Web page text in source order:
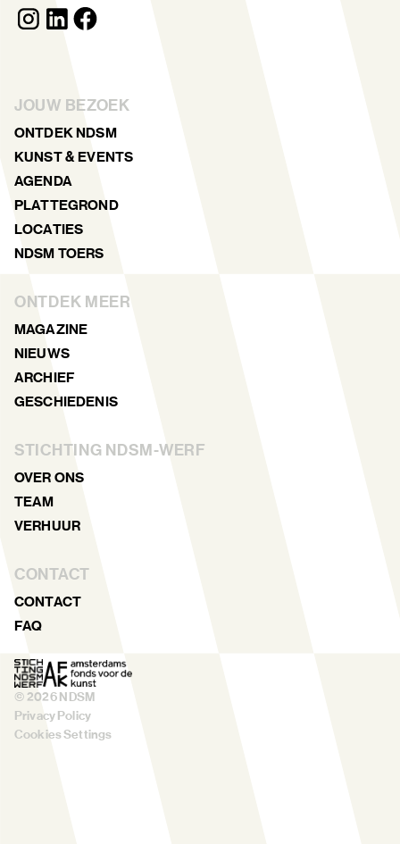
JOUW BEZOEK
ONTDEK NDSM
KUNST & EVENTS
AGENDA
PLATTEGROND
LOCATIES
NDSM TOERS
ONTDEK MEER
MAGAZINE
NIEUWS
ARCHIEF
GESCHIEDENIS
STICHTING NDSM-WERF
OVER ONS
TEAM
VERHUUR
CONTACT
CONTACT
FAQ
© 2026NDSM
Privacy Policy
Cookies Settings